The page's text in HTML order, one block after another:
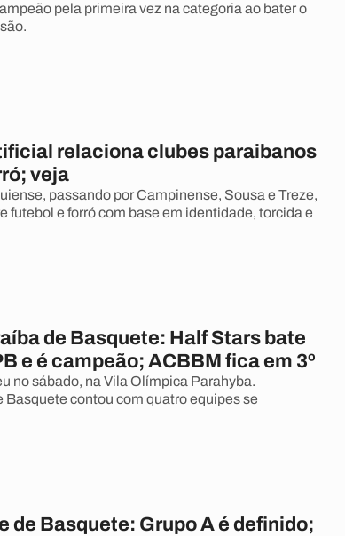
pela primeira vez na categoria ao bater o
relaciona clubes paraibanos
veja
passando por Campinense, Sousa e Treze,
futebol e forró com base em identidade, torcida e
de Basquete: Half Stars bate
e é campeão; ACBBM fica em 3º
no sábado, na Vila Olímpica Parahyba.
Basquete contou com quatro equipes se
de Basquete: Grupo A é definido;